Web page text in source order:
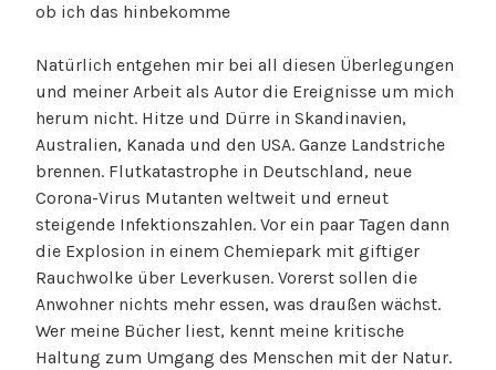
ob ich das hinbekomme
Natürlich entgehen mir bei all diesen Überlegungen
und meiner Arbeit als Autor die Ereignisse um mich
herum nicht. Hitze und Dürre in Skandinavien,
Australien, Kanada und den USA. Ganze Landstriche
brennen. Flutkatastrophe in Deutschland, neue
Corona-Virus Mutanten weltweit und erneut
steigende Infektionszahlen. Vor ein paar Tagen dann
die Explosion in einem Chemiepark mit giftiger
Rauchwolke über Leverkusen. Vorerst sollen die
Anwohner nichts mehr essen, was draußen wächst.
Wer meine Bücher liest, kennt meine kritische
Haltung zum Umgang des Menschen mit der Natur.